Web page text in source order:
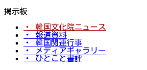
掲示板
・ 韓国文化院ニュース
・ 報道資料
・ 韓国関連行事
・ メディアギャラリー
・ ひとこと書評